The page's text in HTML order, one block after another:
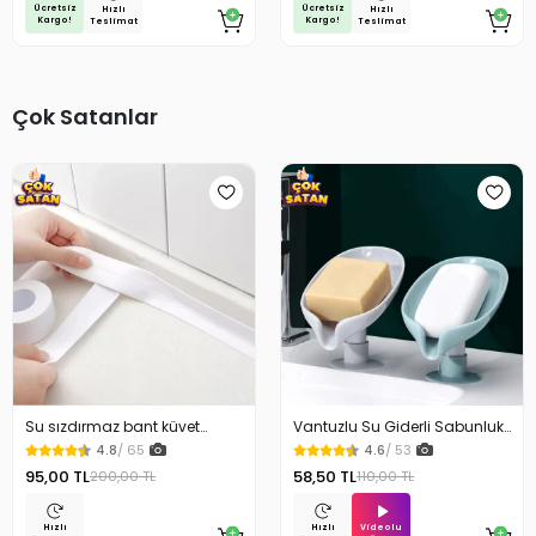
Ücretsiz
Kargo!
Hızlı
Teslimat
Ücretsiz
Kargo!
Hızlı
Teslimat
Çok Satanlar
Su sızdırmaz bant küvet
Tezgah tamir bandı
4.8/ 65
95,00 TL200,00 TL
Hızlı
Vantuzlu Su Giderli Sabunluk
Kaymaz 4.6/ 53
58,50 TL110,00 TL
Hızlı
Videolu